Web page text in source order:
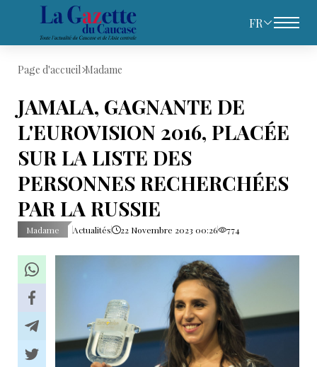
FR
Page d'accueil Madame
JAMALA, GAGNANTE DE
L'EUROVISION 2016, PLACÉE
SUR LA LISTE DES
PERSONNES RECHERCHÉES
PAR LA RUSSIE
Madame Actualités 22 Novembre 2023 00:26 774